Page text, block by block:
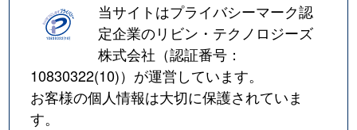
当サイトはプライバシーマーク認
定企業のリビン・テクノロジーズ
株式会社（認証番号：
10830322(10)）が運営しています。
お客様の個人情報は大切に保護されていま
す。